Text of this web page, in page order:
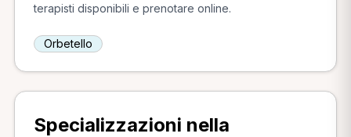
terapisti disponibili e prenotare online.
Orbetello
Specializzazioni nella